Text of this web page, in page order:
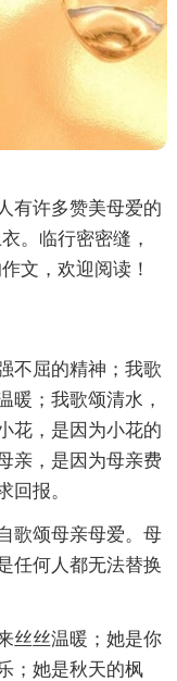
有许多赞美母爱的
。临行密密缝，
文，欢迎阅读！
不屈的精神；我歌
暖；我歌颂清水，
花，是因为小花的
亲，是因为母亲费
回报。
歌颂母亲母爱。母
任何人都无法替换
丝丝温暖；她是你
；她是秋天的枫